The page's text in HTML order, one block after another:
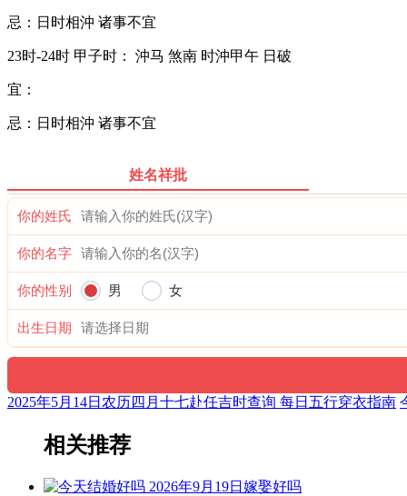
忌：日时相沖 诸事不宜
23时-24时 甲子时： 沖马 煞南 时沖甲午 日破
宜：
忌：日时相沖 诸事不宜
姓名祥批
你的姓氏
你的名字
你的性别 男 女
出生日期
2025年5月14日农历四月十七赴任吉时查询 每日五行穿衣指南
相关推荐